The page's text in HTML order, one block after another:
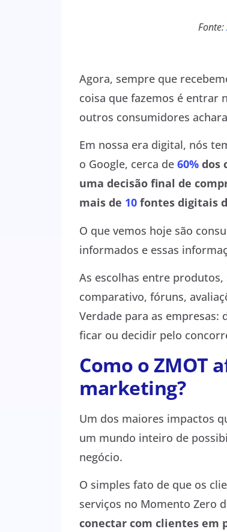
Fonte:
Agora, sempre que
coisa que fazemos é entrar
outros consumidores
Em nossa era digital, nós
o Google, cerca de 60% dos
uma decisão final de
mais de 10 fontes digitais
O que vemos hoje são
informados e essas
As escolhas entre
comparativo, fóruns,
Verdade para as
ficar ou decidir pelo
Como o ZMOT
marketing?
Um dos maiores impactos
um mundo inteiro de
negócio.
O simples fato de que os
serviços no Momento Zero
conectar com clientes em